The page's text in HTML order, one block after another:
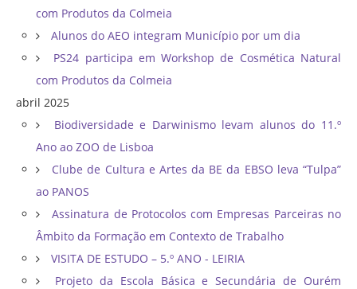
com Produtos da Colmeia
Alunos do AEO integram Município por um dia
PS24 participa em Workshop de Cosmética Natural
com Produtos da Colmeia
abril 2025
Biodiversidade e Darwinismo levam alunos do 11.º
Ano ao ZOO de Lisboa
Clube de Cultura e Artes da BE da EBSO leva “Tulpa”
ao PANOS
Assinatura de Protocolos com Empresas Parceiras no
Âmbito da Formação em Contexto de Trabalho
VISITA DE ESTUDO – 5.º ANO - LEIRIA
Projeto da Escola Básica e Secundária de Ourém